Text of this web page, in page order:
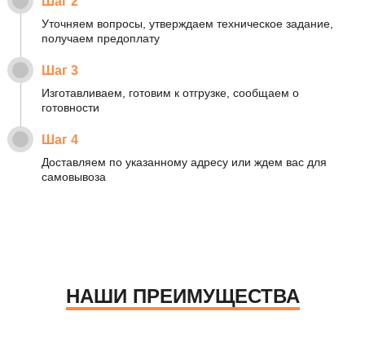
Уточняем вопросы, утверждаем техническое задание,
получаем предоплату
Шаг 3
Изготавливаем, готовим к отгрузке, сообщаем о
готовности
Шаг 4
Доставляем по указанному адресу или ждем вас для
самовывоза
НАШИ ПРЕИМУЩЕСТВА